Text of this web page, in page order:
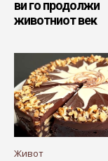
ви го продолжи
животниот век
Живот